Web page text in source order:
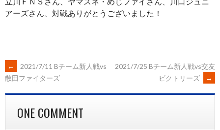
アーズさん、対戦ありがとうございました！
POST
NAVIGATION
←
2021/7/11 Bチーム新人戦vs
散田ファイターズ
2021/7/25 Bチーム新人戦vs交友
ビクトリーズ
→
ONE COMMENT